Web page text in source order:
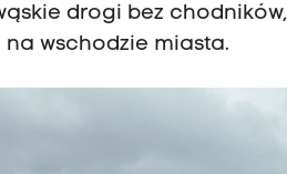
drogi bez
na wschodzie miasta.